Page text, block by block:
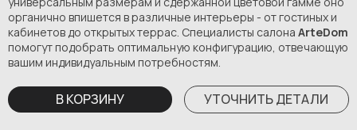
органично впишется в различные интерьеры - от гостиных и
кабинетов до открытых террас. Специалисты салона ArteDom
помогут подобрать оптимальную конфигурацию, отвечающую
вашим индивидуальным потребностям.
В КОРЗИНУ УТОЧНИТЬ ДЕТАЛИ